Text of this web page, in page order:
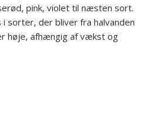
pink, violet til næsten sort.
sorter, der bliver fra halvanden
høje, afhængig af vækst og